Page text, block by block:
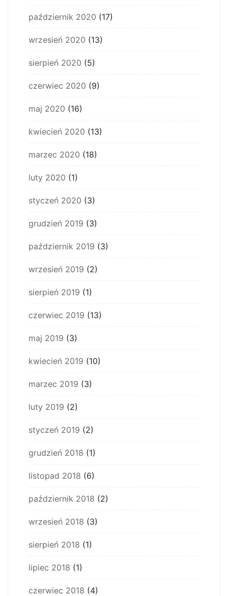
październik 2020 (17)
wrzesień 2020 (13)
sierpień 2020 (5)
czerwiec 2020 (9)
maj 2020 (16)
kwiecień 2020 (13)
marzec 2020 (18)
luty 2020 (1)
styczeń 2020 (3)
grudzień 2019 (3)
październik 2019 (3)
wrzesień 2019 (2)
sierpień 2019 (1)
czerwiec 2019 (13)
maj 2019 (3)
kwiecień 2019 (10)
marzec 2019 (3)
luty 2019 (2)
styczeń 2019 (2)
grudzień 2018 (1)
listopad 2018 (6)
październik 2018 (2)
wrzesień 2018 (3)
sierpień 2018 (1)
lipiec 2018 (1)
czerwiec 2018 (4)